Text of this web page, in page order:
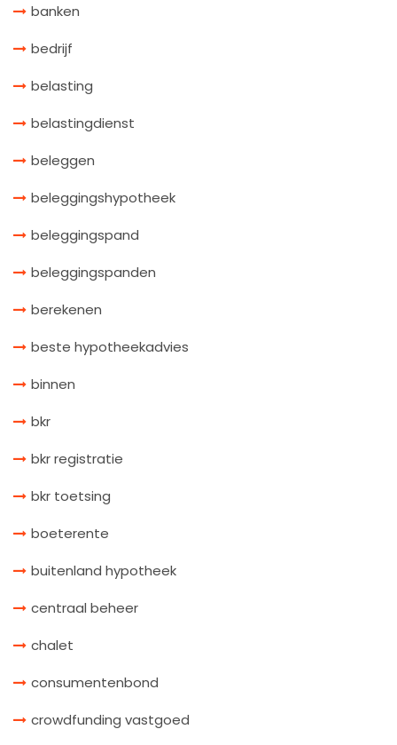
banken
bedrijf
belasting
belastingdienst
beleggen
beleggingshypotheek
beleggingspand
beleggingspanden
berekenen
beste hypotheekadvies
binnen
bkr
bkr registratie
bkr toetsing
boeterente
buitenland hypotheek
centraal beheer
chalet
consumentenbond
crowdfunding vastgoed